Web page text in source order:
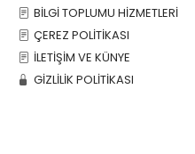
BİLGİ TOPLUMU HİZMETLERİ
ÇEREZ POLİTİKASI
İLETİŞİM VE KÜNYE
GİZLİLİK POLİTİKASI